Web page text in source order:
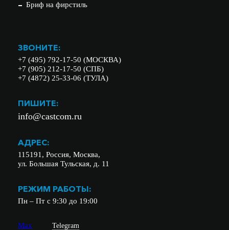
Бриф на фирстиль
ЗВОНИТЕ:
+7 (495) 792-17-50 (МОСКВА)
+7 (905) 212-17-50 (СПБ)
+7 (4872) 25-33-06 (ТУЛА)
ПИШИТЕ:
info@castcom.ru
АДРЕС:
115191, Россия, Москва,
ул. Большая Тульская, д. 11
РЕЖИМ РАБОТЫ:
Пн – Пт с 9:30 до 19:00
Max Telegram